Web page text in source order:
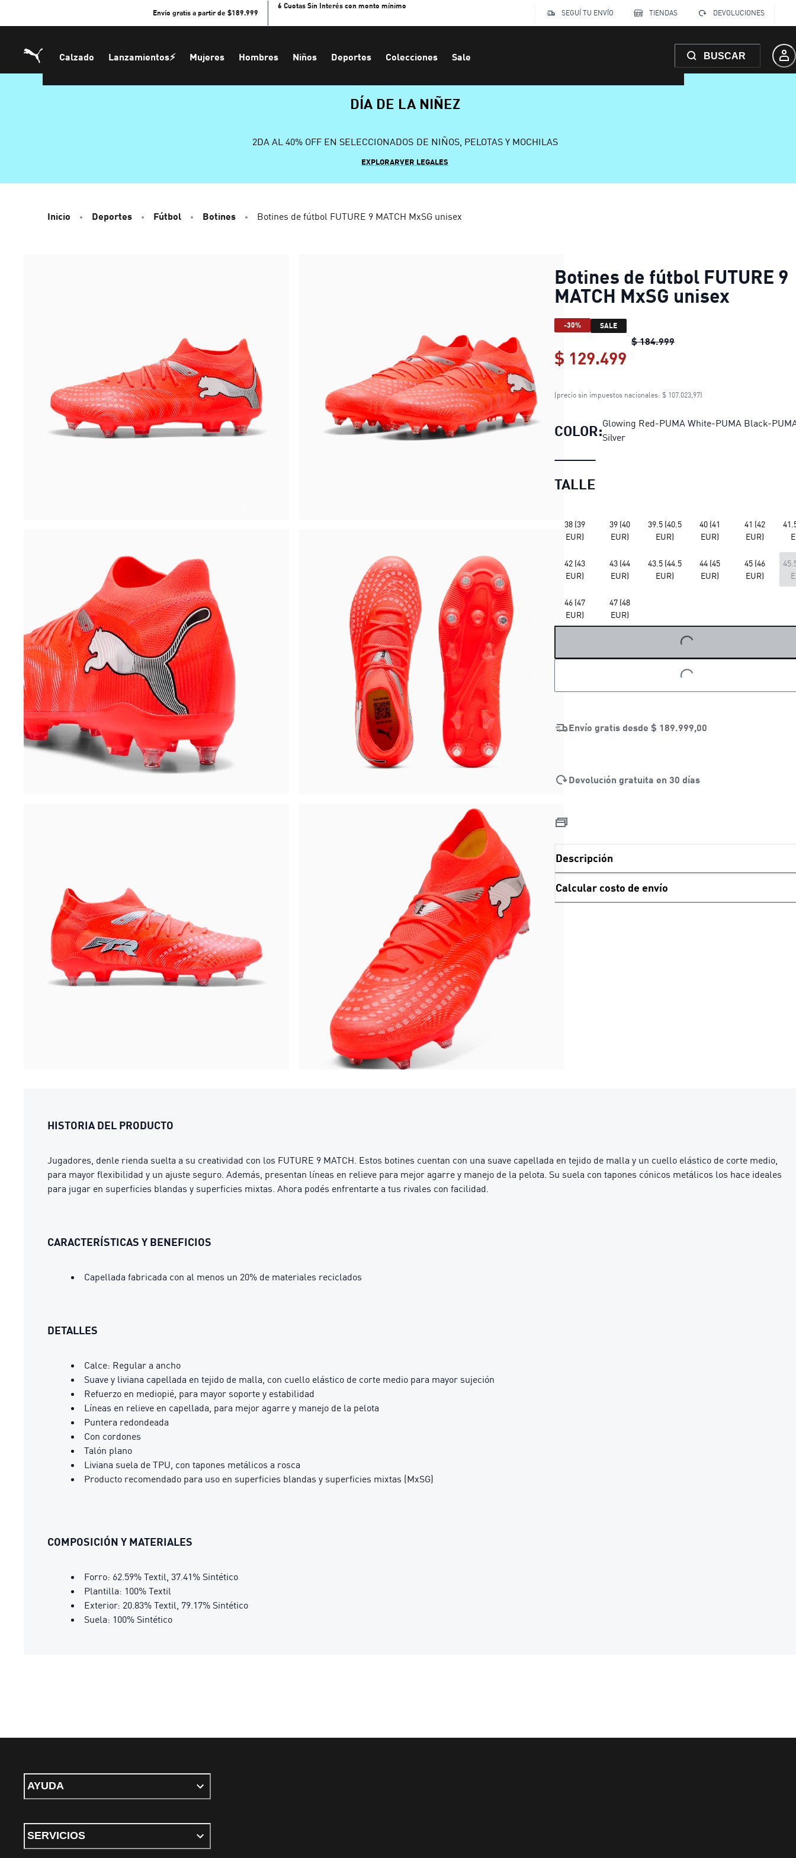
Envío gratis a partir de $189.999
6 Cuotas Sin Interés con monto mínimo
SEGUÍ TU ENVÍO
TIENDAS DEVOLUCIONES
Calzado Lanzamientos⚡ Mujeres Hombres Niños Deportes Colecciones Sale BUSCAR
DÍA DE LA NIÑEZ
2DA AL 40% OFF EN SELECCIONADOS DE NIÑOS, PELOTAS Y MOCHILAS
EXPLORARVER LEGALES
Inicio Deportes Fútbol Botines Botines de fútbol FUTURE 9 MATCH MxSG unisex
Botines de fútbol FUTURE 9
MATCH MxSG unisex
-30% SALE
$ 184.999Botines de fútbol FUTURE 9
$ 129.499
Botines de fútbol
(precio sin impuestos nacionales: $ 107.023,97)
COLOR:Glowing Red-PUMA White-PUMA Black-
Silver
TALLE
38 (39
EUR)
39 (40
EUR)
39.5 (40.5
EUR)
40 (41
EUR)
41 (42
EUR)
42 (43
EUR)
43 (44
EUR)
43.5 (44.5
EUR)
44 (45
EUR)
45 (46
EUR)
46 (47
EUR)
47 (48
EUR)
LOADING...
LOADING...
Envío gratis desde $ 189.999,00
Devolución gratuita en 30 días
Descripción
Calcular costo de envío
HISTORIA DEL PRODUCTO
Jugadores, denle rienda suelta a su creatividad con los FUTURE 9 MATCH. Estos botines cuentan con una suave capellada en tejido de malla y un cuello elástico de corte medio,
para mayor flexibilidad y un ajuste seguro. Además, presentan líneas en relieve para mejor agarre y manejo de la pelota. Su suela con tapones cónicos metálicos los hace ideales
para jugar en superficies blandas y superficies mixtas. Ahora podés enfrentarte a tus rivales con facilidad.
CARACTERÍSTICAS Y BENEFICIOS
Capellada fabricada con al menos un 20% de materiales reciclados
DETALLES
Calce: Regular a ancho
Suave y liviana capellada en tejido de malla, con cuello elástico de corte medio para mayor sujeción
Refuerzo en mediopié, para mayor soporte y estabilidad
Líneas en relieve en capellada, para mejor agarre y manejo de la pelota
Puntera redondeada
Con cordones
Talón plano
Liviana suela de TPU, con tapones metálicos a rosca
Producto recomendado para uso en superficies blandas y superficies mixtas (MxSG)
COMPOSICIÓN Y MATERIALES
Forro: 62.59% Textil, 37.41% Sintético
Plantilla: 100% Textil
Exterior: 20.83% Textil, 79.17% Sintético
Suela: 100% Sintético
AYUDA
SERVICIOS